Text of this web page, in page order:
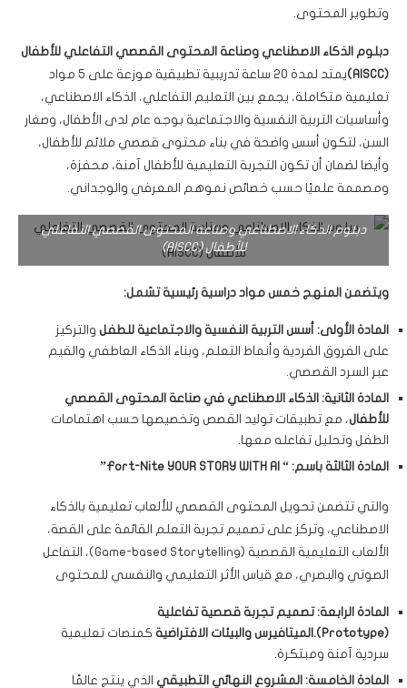
وتطوير المحتوى.
دبلوم الذكاء الاصطناعي وصناعة المحتوى القصصي التفاعلي للأطفال
(AISCC)
يمتد لمدة 20 ساعة تدريبية تطبيقية موزعة على 5 مواد
تعليمية متكاملة، يجمع بين التعليم التفاعلي، الذكاء الاصطناعي،
وأساسيات التربية النفسية والاجتماعية بوجه عام لدى الأطفال، وصغار
السن، لتكون أسس واضحة في بناء محتوى قصصي ملائم للأطفال،
وأيضا لضمان أن تكون التجربة التعليمية للأطفال آمنة، محفزة،
ومصممة علميًا حسب خصائص نموهم المعرفي والوجداني.
دبلوم الذكاء الاصطناعي وصناعة المحتوى القصصي التفاعلي
للأطفال (AISCC)
ويتضمن المنهج خمس مواد دراسية رئيسية تشمل:
المادة الأولى: أسس التربية النفسية والاجتماعية للطفل والتركيز
على الفروق الفردية وأنماط التعلم، وبناء الذكاء العاطفي والقيم
عبر السرد القصصي.
المادة الثانية: الذكاء الاصطناعي في صناعة المحتوى القصصي
للأطفال، مع تطبيقات توليد القصص وتخصيصها حسب اهتمامات
الطفل وتحليل تفاعله معها.
المادة الثالثة باسم: “ Fort-Nite YOUR STORY WITH AI
”
والتي تتضمن تحويل المحتوى القصصي للألعاب تعليمية بالذكاء
الاصطناعي، وتركز على تصميم تجربة التعلم القائمة على القصة،
الألعاب التعليمية القصصية (Game-based Storytelling)، التفاعل
الصوتي والبصري، مع قياس الأثر التعليمي والنفسي للمحتوى
المادة الرابعة: تصميم تجربة قصصية تفاعلية
(
Prototype ).الميتافيرس والبيئات الافتراضية كمنصات تعليمية
سردية آمنة ومبتكرة.
المادة الخامسة: المشروع النهائي التطبيقي الذي ينتج عالمًا